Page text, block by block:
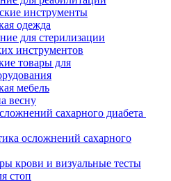
инструменты
одежда
для стерилизации
инструментов
товары для
мебель
весну
сахарного диабета
осложнений сахарного
крови и визуальные тесты
стоп